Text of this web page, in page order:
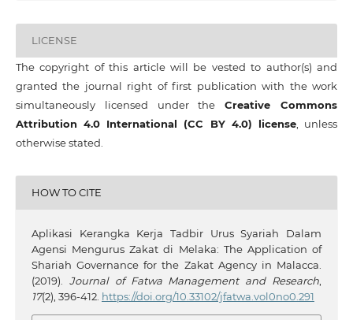
LICENSE
The copyright of this article will be vested to author(s) and
granted the journal right of first publication with the work
simultaneously licensed under theCreative Commons
Attribution 4.0 International (CC BY 4.0) license, unless
otherwise stated.
HOW TO CITE
Aplikasi Kerangka Kerja Tadbir Urus Syariah Dalam
Agensi Mengurus Zakat di Melaka: The Application of
Shariah Governance for the Zakat Agency in Malacca.
(2019). Journal of Fatwa Management and Research
17(2), 396-412. https://doi.org/10.33102/jfatwa.vol0no0.291